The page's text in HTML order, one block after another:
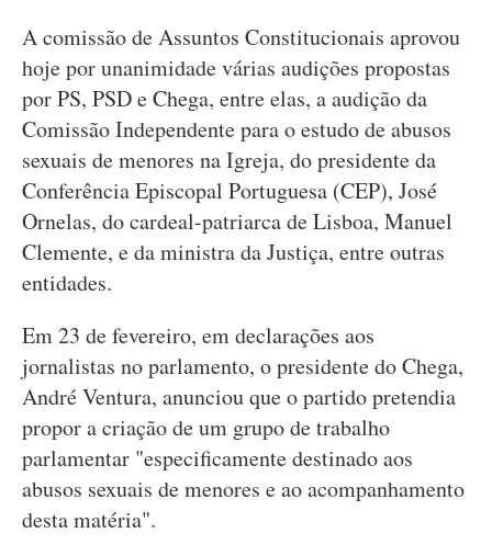
A comissão de Assuntos Constitucionais aprovou
hoje por unanimidade várias audições propostas
por PS, PSD e Chega, entre elas, a audição da
Comissão Independente para o estudo de abusos
sexuais de menores na Igreja, do presidente da
Conferência Episcopal Portuguesa (CEP), José
Ornelas, do cardeal-patriarca de Lisboa, Manuel
Clemente, e da ministra da Justiça, entre outras
entidades.
Em 23 de fevereiro, em declarações aos
jornalistas no parlamento, o presidente do Chega,
André Ventura, anunciou que o partido pretendia
propor a criação de um grupo de trabalho
parlamentar "especificamente destinado aos
abusos sexuais de menores e ao acompanhamento
desta matéria".